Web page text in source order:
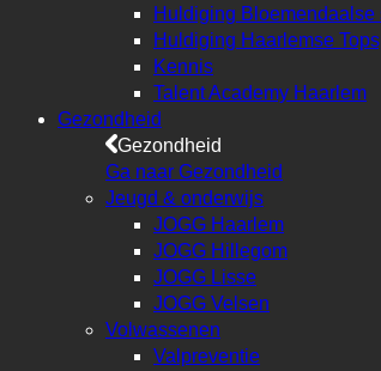
Huldiging Bloemendaalse
Huldiging Haarlemse
Kennis
Talent Academy Haarlem
Gezondheid
Gezondheid
Ga naar Gezondheid
Jeugd & onderwijs
JOGG Haarlem
JOGG Hillegom
JOGG Lisse
JOGG Velsen
Volwassenen
Valpreventie